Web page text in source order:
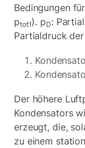
Bedingungen
ptot1). pD:
Partialdruck
Der höhere
Kondensators
erzeugt, die,
zu einem